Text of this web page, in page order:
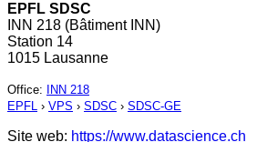
EPFL SDSC
INN 218 (Bâtiment INN)
Station 14
1015 Lausanne
Office:
INN 218
EPFL › VPS › SDSC › SDSC-GE
Site web: https://www.datascience.ch